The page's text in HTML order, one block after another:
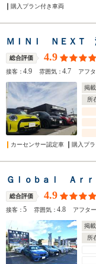
購入プラン付き車両
ＭＩＮＩ ＮＥＸＴ
総合評価 4.9
接客：4.9 雰囲気：4.7 アフ
掲
所
カーセンサー認定車
購入プ
Ｇｌｏｂａｌ Ａｒｒ
総合評価 4.9
接客：5 雰囲気：4.8 アフタ
掲
所